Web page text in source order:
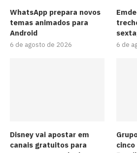
WhatsApp prepara novos
temas animados para
Android
6 de agosto de 2026 6 de
Disney vai apostar em
canais gratuitos para